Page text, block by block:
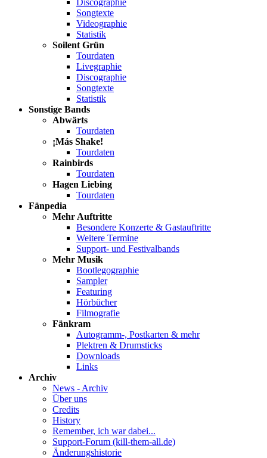
Discographie
Songtexte
Videographie
Statistik
Soilent Grün
Tourdaten
Livegraphie
Discographie
Songtexte
Statistik
Sonstige Bands
Abwärts
Tourdaten
¡Más Shake!
Tourdaten
Rainbirds
Tourdaten
Hagen Liebing
Tourdaten
Fänpedia
Mehr Auftritte
Besondere Konzerte & Gastauftritte
Weitere Termine
Support- und Festivalbands
Mehr Musik
Bootlegographie
Sampler
Featuring
Hörbücher
Filmografie
Fänkram
Autogramm-, Postkarten & mehr
Plektren & Drumsticks
Downloads
Links
Archiv
News - Archiv
Über uns
Credits
History
Remember, ich war dabei...
Support-Forum (kill-them-all.de)
Änderungshistorie